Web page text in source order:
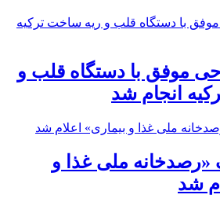
موفق با دستگاه قلب و
انجام شد
ملی غذا و
شد